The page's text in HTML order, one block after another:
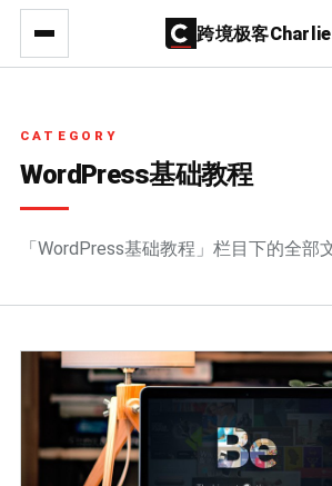
跨境极客Charlie
CATEGORY
WordPress基础教程
「WordPress基础教程」栏目下的全部